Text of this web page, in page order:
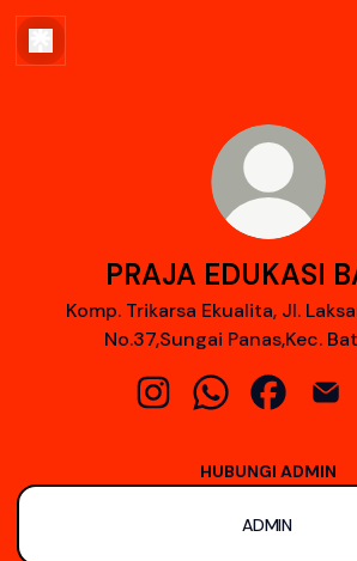
PRAJA EDUKASI
Komp. Trikarsa Ekualita, Jl.
No.37,Sungai Panas,Kec.
HUBUNGI ADMIN
ADMIN